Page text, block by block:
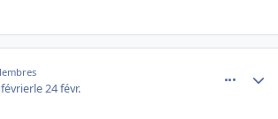
le 24 févr.